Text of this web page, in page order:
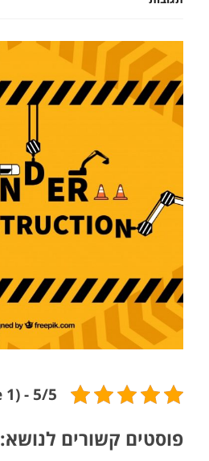
הבאים
לאתר
של
לבנברג
!
5/5 - (1 vote)
פוסטים קשורים לנושא: